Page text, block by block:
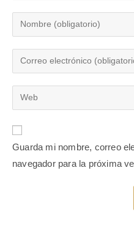
Guarda mi nombre, correo
navegador para la próxima